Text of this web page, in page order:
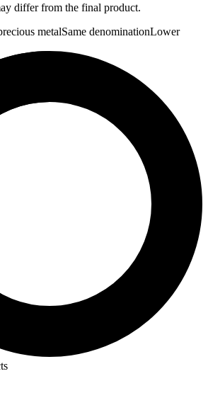
differ from the final product.
metalSame denominationLower